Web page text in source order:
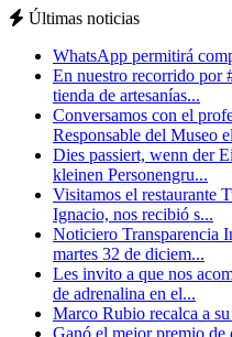
Últimas noticias
WhatsApp permitirá
En nuestro recorrido por
tienda de artesanías...
Conversamos con el
Responsable del Museo
Dies passiert, wenn der
kleinen Personengru...
Visitamos el restaurante
Ignacio, nos recibió s...
Noticiero Transparencia
martes 32 de diciem...
Les invito a que nos
de adrenalina en el...
Marco Rubio recalca a
Ganó el mejor premio